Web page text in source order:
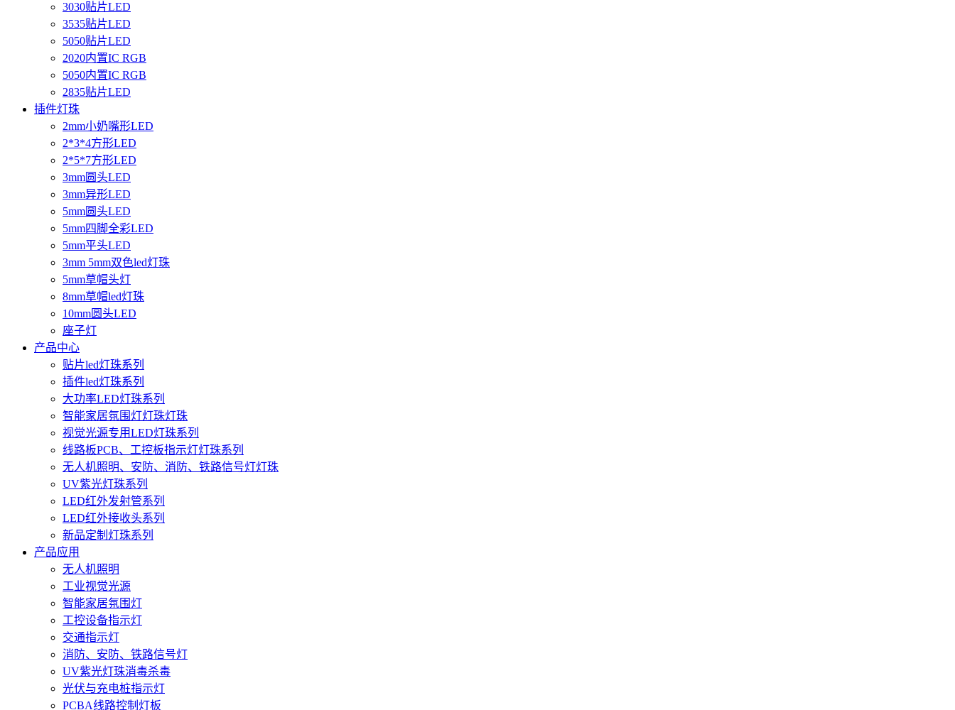
3030贴片LED
3535贴片LED
5050贴片LED
2020内置IC RGB
5050内置IC RGB
2835贴片LED
插件灯珠
2mm小奶嘴形LED
2*3*4方形LED
2*5*7方形LED
3mm圆头LED
3mm异形LED
5mm圆头LED
5mm四脚全彩LED
5mm平头LED
3mm 5mm双色led灯珠
5mm草帽头灯
8mm草帽led灯珠
10mm圆头LED
座子灯
产品中心
贴片led灯珠系列
插件led灯珠系列
大功率LED灯珠系列
智能家居氛围灯灯珠灯珠
视觉光源专用LED灯珠系列
线路板PCB、工控板指示灯灯珠系列
无人机照明、安防、消防、铁路信号灯灯珠
UV紫光灯珠系列
LED红外发射管系列
LED红外接收头系列
新品定制灯珠系列
产品应用
无人机照明
工业视觉光源
智能家居氛围灯
工控设备指示灯
交通指示灯
消防、安防、铁路信号灯
UV紫光灯珠消毒杀毒
光伏与充电桩指示灯
PCBA线路控制灯板